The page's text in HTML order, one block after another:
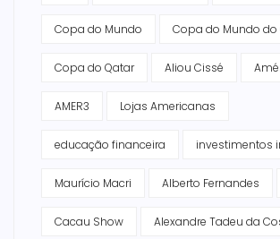
Copa do Mundo Copa do Mundo do
Copa do Qatar Aliou Cissé
AMER3 Lojas Americanas
educação financeira investimentos
Maurício Macri Alberto Fernandes
Cacau Show Alexandre Tadeu da